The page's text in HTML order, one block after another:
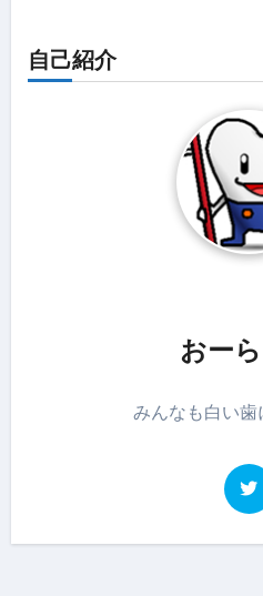
自己紹介
おー
みんなも白い歯